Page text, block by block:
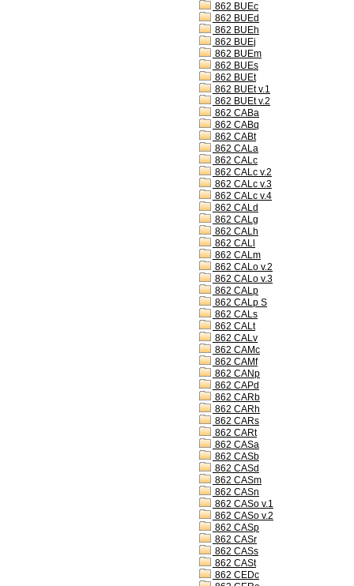
862 BUEc
862 BUEd
862 BUEh
862 BUEj
862 BUEm
862 BUEs
862 BUEt
862 BUEt v.1
862 BUEt v.2
862 CABa
862 CABq
862 CABt
862 CALa
862 CALc
862 CALc v.2
862 CALc v.3
862 CALc v.4
862 CALd
862 CALg
862 CALh
862 CALl
862 CALm
862 CALo v.2
862 CALo v.3
862 CALp
862 CALp S
862 CALs
862 CALt
862 CALv
862 CAMc
862 CAMf
862 CANp
862 CAPd
862 CARb
862 CARh
862 CARs
862 CARt
862 CASa
862 CASb
862 CASd
862 CASm
862 CASn
862 CASo v.1
862 CASo v.2
862 CASp
862 CASr
862 CASs
862 CASt
862 CEDc